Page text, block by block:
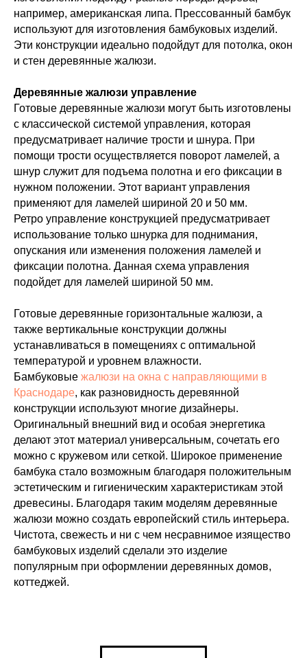
например, американская липа. Прессованный бамбук
используют для изготовления бамбуковых изделий.
Эти конструкции идеально подойдут для потолка, окон
и стен деревянные жалюзи.
Деревянные жалюзи управление
Готовые деревянные жалюзи могут быть изготовлены
с классической системой управления, которая
предусматривает наличие трости и шнура. При
помощи трости осуществляется поворот ламелей, а
шнур служит для подъема полотна и его фиксации в
нужном положении. Этот вариант управления
применяют для ламелей шириной 20 и 50 мм.
Ретро управление конструкцией предусматривает
использование только шнурка для поднимания,
опускания или изменения положения ламелей и
фиксации полотна. Данная схема управления
подойдет для ламелей шириной 50 мм.
Готовые деревянные горизонтальные жалюзи, а
также вертикальные конструкции должны
устанавливаться в помещениях с оптимальной
температурой и уровнем влажности.
Бамбуковые жалюзи на окна с направляющими в
Краснодаре, как разновидность деревянной
конструкции используют многие дизайнеры.
Оригинальный внешний вид и особая энергетика
делают этот материал универсальным, сочетать его
можно с кружевом или сеткой. Широкое применение
бамбука стало возможным благодаря положительным
эстетическим и гигиеническим характеристикам этой
древесины. Благодаря таким моделям деревянные
жалюзи можно создать европейский стиль интерьера.
Чистота, свежесть и ни с чем несравнимое изящество
бамбуковых изделий сделали это изделие
популярным при оформлении деревянных домов,
коттеджей.